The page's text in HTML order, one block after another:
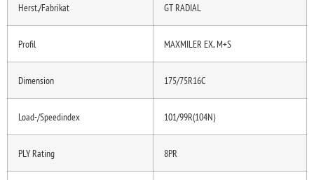
Herst./Fabrikat GT RADIAL
Profil MAXMILER EX, M+S
Dimension 175/75R16C
Load-/Speedindex 101/99R(104N)
PLY Rating 8PR